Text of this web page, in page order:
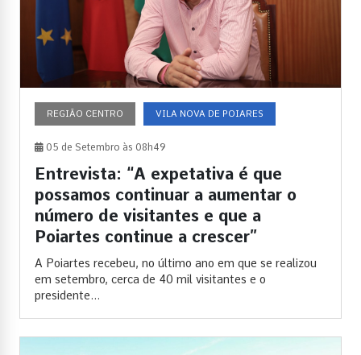
REGIÃO CENTRO VILA NOVA DE POIARES
05 de Setembro às 08h49
Entrevista: “A expetativa é que
possamos continuar a aumentar o
número de visitantes e que a
Poiartes continue a crescer”
A Poiartes recebeu, no último ano em que se realizou
em setembro, cerca de 40 mil visitantes e o
presidente...